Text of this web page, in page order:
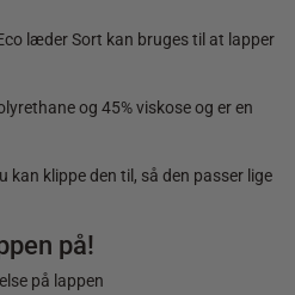
læder Sort kan bruges til at lapper
og 45% viskose og er en
kan klippe den til, så den passer lige
på!
på lappen